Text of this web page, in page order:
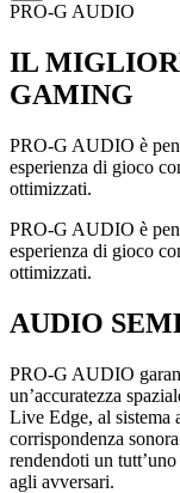
PRO-G AUDIO
IL
GAMING
PRO-G AUDIO è
esperienza di gioco
ottimizzati.
PRO-G AUDIO è
esperienza di gioco
ottimizzati.
AUDIO
PRO-G AUDIO
un’accuratezza
Live Edge, al sistema
corrispondenza
rendendoti un
agli avversari.